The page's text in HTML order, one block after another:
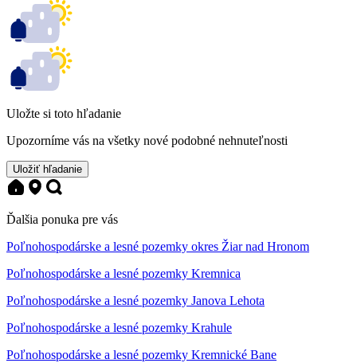
Uložte si toto hľadanie
Upozorníme vás na všetky nové podobné nehnuteľnosti
Uložiť hľadanie
Ďalšia ponuka pre vás
Poľnohospodárske a lesné pozemky okres Žiar nad Hronom
Poľnohospodárske a lesné pozemky Kremnica
Poľnohospodárske a lesné pozemky Janova Lehota
Poľnohospodárske a lesné pozemky Krahule
Poľnohospodárske a lesné pozemky Kremnické Bane